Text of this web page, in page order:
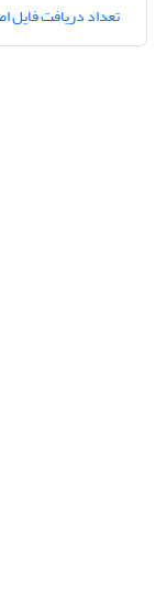
تعداد دریافت فایل